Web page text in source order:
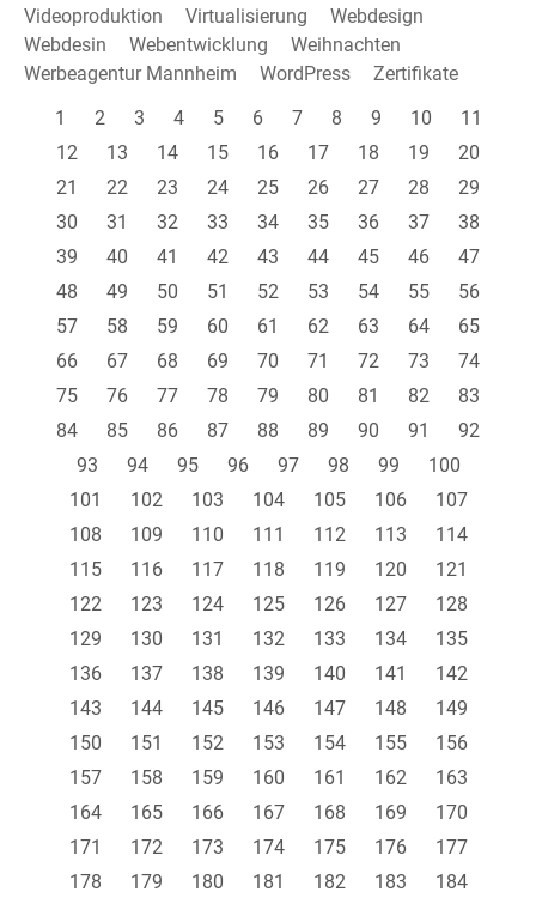
Videoproduktion
Virtualisierung
Webdesign
Webdesin
Webentwicklung
Weihnachten
Werbeagentur Mannheim
WordPress
Zertifikate
1
2 3 4 5 6 7 8 9 10
11
12
13 14 15 16 17 18 19
20
21
22 23 24 25 26 27 28
29
30
31 32 33 34 35 36 37
38
39
40 41 42 43 44 45 46
47
48
49 50 51 52 53 54 55
56
57
58 59 60 61 62 63 64
65
66
67 68 69 70 71 72 73
74
75
76 77 78 79 80 81 82
83
84
85 86 87 88 89 90 91
92
93
94 95 96 97 98 99
100
101
102 103 104 105 106
107
108
109 110 111 112 113
114
115
116 117 118 119 120
121
122
123 124 125 126 127
128
129
130 131 132 133 134
135
136
137 138 139 140 141
142
143
144 145 146 147 148
149
150
151 152 153 154 155
156
157
158 159 160 161 162
163
164
165 166 167 168 169
170
171
172 173 174 175 176
177
178
179 180 181 182 183
184